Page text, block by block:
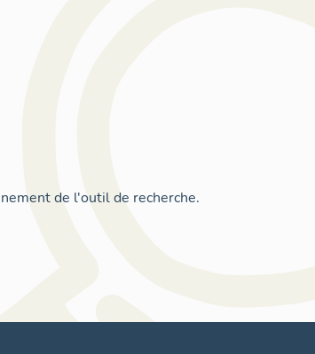
de l'outil de recherche.